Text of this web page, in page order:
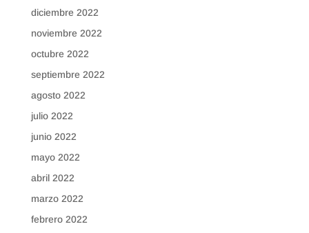
diciembre 2022
noviembre 2022
octubre 2022
septiembre 2022
agosto 2022
julio 2022
junio 2022
mayo 2022
abril 2022
marzo 2022
febrero 2022